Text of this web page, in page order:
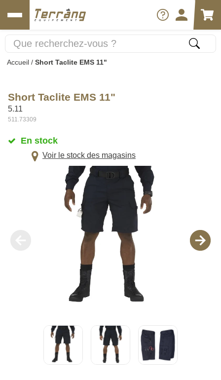
Accueil / Short Taclite EMS 11"
Short Taclite EMS 11"
5.11
511.73309
En stock
Voir le stock des magasins